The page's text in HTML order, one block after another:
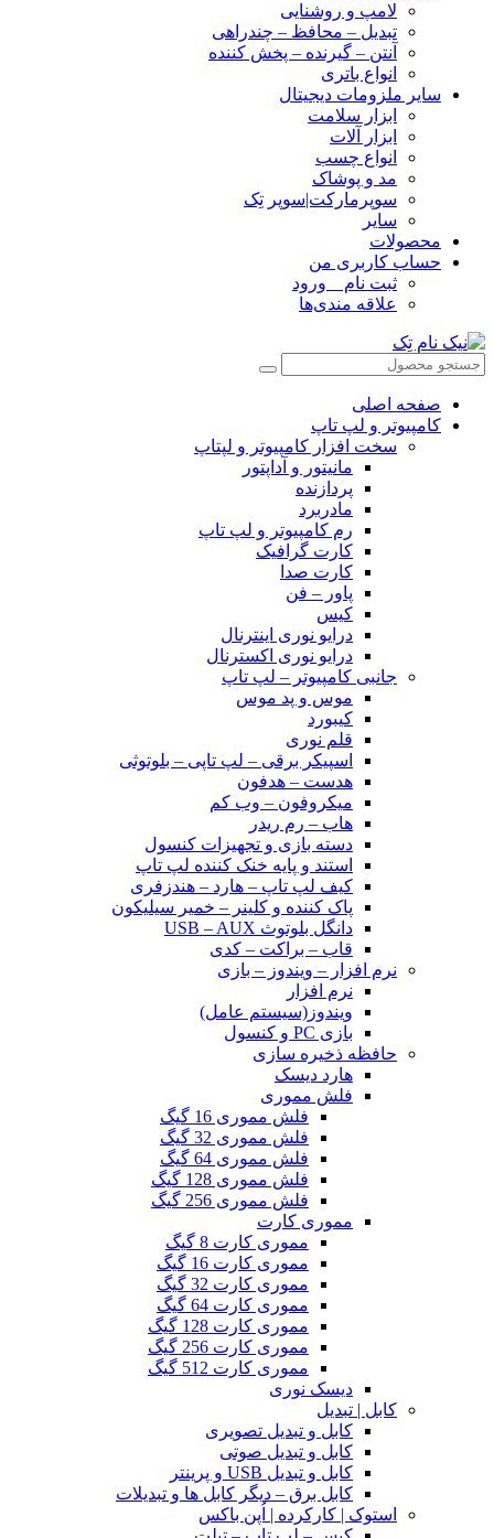
لامپ و روشنایی
تبدیل – محافظ – چندراهی
آنتن – گیرنده – پخش کننده
انواع باتری
سایر ملزومات دیجیتال
ابزار سلامت
ابزار آلات
انواع چسب
مد و پوشاک
سوپرمارکت|سوپر تِک
سایر
محصولات
حساب کاربری من
ثبت نام _ ورود
علاقه مندی‌ها
صفحه اصلی
کامپیوتر و‌‌‌‌‌ لپ تاپ
سخت افزار کامپیوتر و لپتاپ
مانیتور و آداپتور
پردازنده
مادربرد
رم کامپیوتر و لپ تاپ
کارت گرافیک
کارت صدا
پاور – فن
کیس
درایو نوری اینترنال
درایو نوری اکسترنال
جانبی کامپیوتر – لپ تاپ
موس و پد موس
کیبورد
قلم نوری
اسپیکر برقی – لپ تاپی – بلوتوثی
هدست – هدفون
میکروفون – وب کم
هاب – رم ریدر
دسته بازی و تجهیزات کنسول
استند و پایه خنک کننده لپ تاپ
کیف لپ تاپ – هارد – هندزفری
پاک کننده و کلینر – خمیر سیلیکون
دانگل بلوتوث USB – AUX
قاب – براکت – کدی
نرم افزار – ویندوز – بازی
نرم افزار
ویندوز(سیستم عامل)
بازی PC و کنسول
حافظه ذخیره سازی
هارد دیسک
فلش مموری
فلش مموری 16 گیگ
فلش مموری 32 گیگ
فلش مموری 64 گیگ
فلش مموری 128 گیگ
فلش مموری 256 گیگ
مموری کارت
مموری کارت 8 گیگ
مموری کارت 16 گیگ
مموری کارت 32 گیگ
مموری کارت 64 گیگ
مموری کارت 128 گیگ
مموری کارت 256 گیگ
مموری کارت 512 گیگ
دیسک نوری
کابل | تبدیل
کابل و تبدیل تصویری
کابل و تبدیل صوتی
کابل و تبدیل USB و پرینتر
کابل برق – دیگر کابل ها و تبدیلات
استوک | کارکرده | اُپن باکس